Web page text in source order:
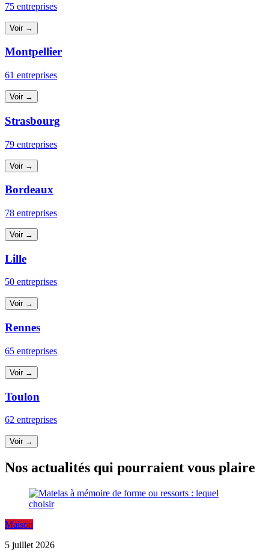
75 entreprises
Voir →
Montpellier
61 entreprises
Voir →
Strasbourg
79 entreprises
Voir →
Bordeaux
78 entreprises
Voir →
Lille
50 entreprises
Voir →
Rennes
65 entreprises
Voir →
Toulon
62 entreprises
Voir →
Nos actualités qui pourraient vous plaire
Maison
5 juillet 2026